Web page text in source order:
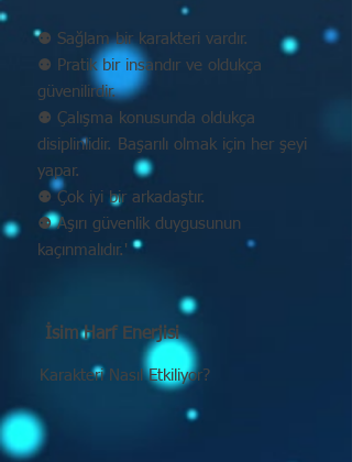
⚉ Sağlam bir karakteri vardır.
⚉ Pratik bir insandır ve oldukça
güvenilirdir.
⚉ Çalışma konusunda oldukça
disiplinlidir. Başarılı olmak için her şeyi
yapar.
⚉ Çok iyi bir arkadaştır.
⚉ Aşırı güvenlik duygusunun
kaçınmalıdır.'
İsim Harf Enerjisi
Karakteri Nasıl Etkiliyor?